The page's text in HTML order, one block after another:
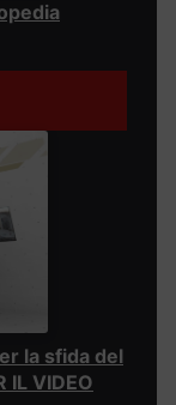
la sfida del
IL VIDEO